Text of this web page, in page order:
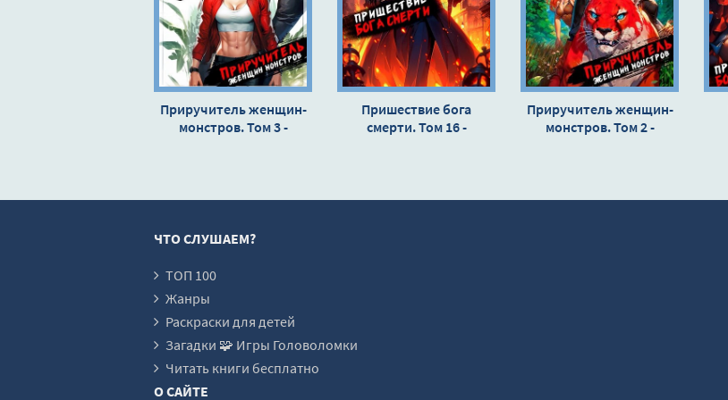
15
16
17
18
19
Приручитель женщин-
монстров. Том 3 -
Пришествие бога
смерти. Том 16 -
Приручитель женщин-
монстров. Том 2 -
ЧТО СЛУШАЕМ?
ТОП 100
Жанры
Раскраски для детей
Загадки 🧩 Игры Головоломки
Читать книги бесплатно
О САЙТЕ